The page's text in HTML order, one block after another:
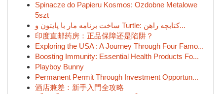
Spinacze do Papieru Kosmos: Ozdobne Metalowe
5szt
ساخت برنامه مار با پایتون و Turtle: کتابچه راهن...
印度直邮药房：正品保障还是陷阱？
Exploring the USA : A Journey Through Four Famo...
Boosting Immunity: Essential Health Products Fo...
Playboy Bunny
Permanent Permit Through Investment Opportun...
酒店兼差：新手入門全攻略